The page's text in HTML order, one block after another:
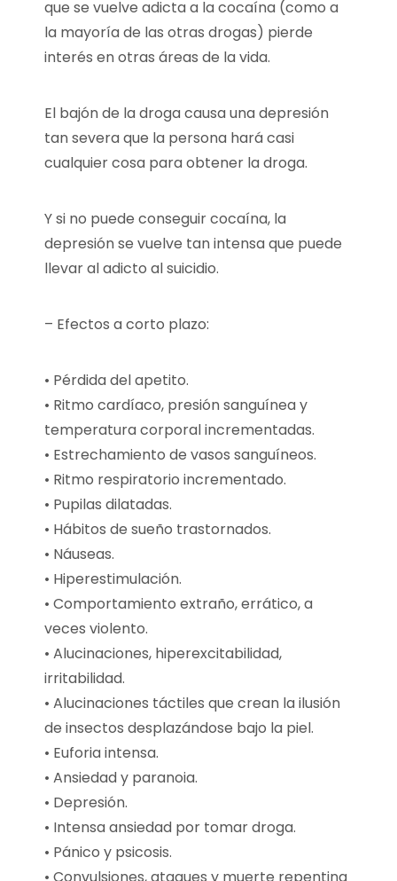
que se vuelve adicta a la cocaína (como a
la mayoría de las otras drogas) pierde
interés en otras áreas de la vida.
El bajón de la droga causa una depresión
tan severa que la persona hará casi
cualquier cosa para obtener la droga.
Y si no puede conseguir cocaína, la
depresión se vuelve tan intensa que puede
llevar al adicto al suicidio.
– Efectos a corto plazo:
• Pérdida del apetito.
• Ritmo cardíaco, presión sanguínea y
temperatura corporal incrementadas.
• Estrechamiento de vasos sanguíneos.
• Ritmo respiratorio incrementado.
• Pupilas dilatadas.
• Hábitos de sueño trastornados.
• Náuseas.
• Hiperestimulación.
• Comportamiento extraño, errático, a
veces violento.
• Alucinaciones, hiperexcitabilidad,
irritabilidad.
• Alucinaciones táctiles que crean la ilusión
de insectos desplazándose bajo la piel.
• Euforia intensa.
• Ansiedad y paranoia.
• Depresión.
• Intensa ansiedad por tomar droga.
• Pánico y psicosis.